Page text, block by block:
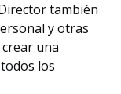
también
y otras
una
los